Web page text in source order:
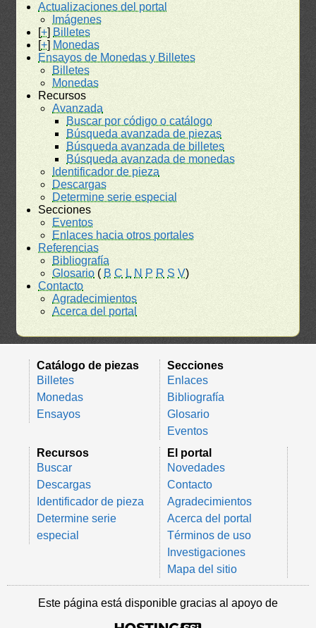
Actualizaciones del portal
Imágenes
[+] Billetes
[+] Monedas
Ensayos de Monedas y Billetes
Billetes
Monedas
Recursos
Avanzada
Buscar por código o catálogo
Búsqueda avanzada de piezas
Búsqueda avanzada de billetes
Búsqueda avanzada de monedas
Identificador de pieza
Descargas
Determine serie especial
Secciones
Eventos
Enlaces hacia otros portales
Referencias
Bibliografía
Glosario ( B C L N P R S V)
Contacto
Agradecimientos
Acerca del portal
Catálogo de piezas
Billetes
Monedas
Ensayos
Secciones
Enlaces
Bibliografía
Glosario
Eventos
Recursos
Buscar
Descargas
Identificador de pieza
Determine serie
especial
El portal
Novedades
Contacto
Agradecimientos
Acerca del portal
Términos de uso
Investigaciones
Mapa del sitio
Este página está disponible gracias al apoyo de